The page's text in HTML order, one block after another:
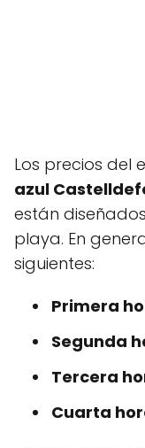
Los precios del
azul
están
playa. En
siguientes:
Primera
Segunda
Tercera
Cuarta